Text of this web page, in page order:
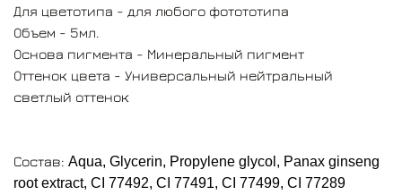
Для цветотипа - для любого фотототипа
Объем - 5мл.
Основа пигмента - Минеральный пигмент
Оттенок цвета - Универсальный нейтральный
светлый оттенок
Состав: Aqua, Glycerin, Propylene glycol, Panax ginseng
root extract, CI 77492, CI 77491, CI 77499, CI 77289